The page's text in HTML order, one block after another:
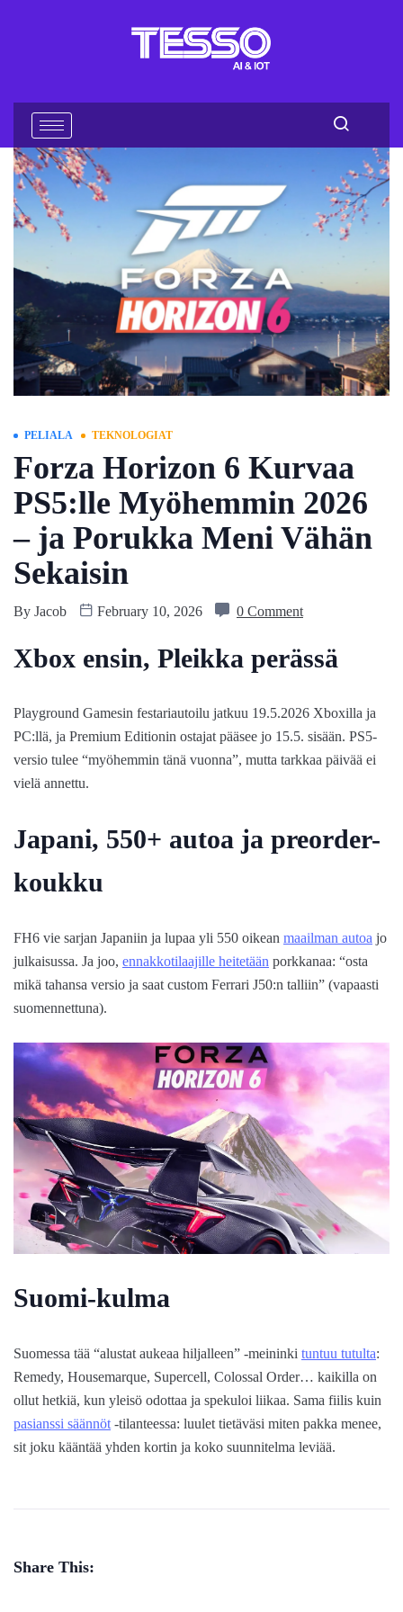
PELIALA TEKNOLOGIAT
Forza Horizon 6 Kurvaa
PS5:lle Myöhemmin 2026
– ja Porukka Meni Vähän
Sekaisin
By Jacob February 10, 2026 0 Comment
Xbox ensin, Pleikka perässä
Playground Gamesin festariautoilu jatkuu 19.5.2026 Xboxilla ja
PC:llä, ja Premium Editionin ostajat pääsee jo 15.5. sisään. PS5-
versio tulee “myöhemmin tänä vuonna”, mutta tarkkaa päivää ei
vielä annettu.
Japani, 550+ autoa ja preorder-
koukku
FH6 vie sarjan Japaniin ja lupaa yli 550 oikean maailman autoa jo
julkaisussa. Ja joo, ennakkotilaajille heitetään porkkanaa: “osta
mikä tahansa versio ja saat custom Ferrari J50:n talliin” (vapaasti
suomennettuna).
Suomi-kulma
Suomessa tää “alustat aukeaa hiljalleen” -meininki tuntuu tutulta:
Remedy, Housemarque, Supercell, Colossal Order… kaikilla on
ollut hetkiä, kun yleisö odottaa ja spekuloi liikaa. Sama fiilis kuin
pasianssi säännöt -tilanteessa: luulet tietäväsi miten pakka menee,
sit joku kääntää yhden kortin ja koko suunnitelma leviää.
Share This: